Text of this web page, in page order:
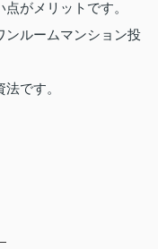
がメリットです。
ンルームマンション投
です。